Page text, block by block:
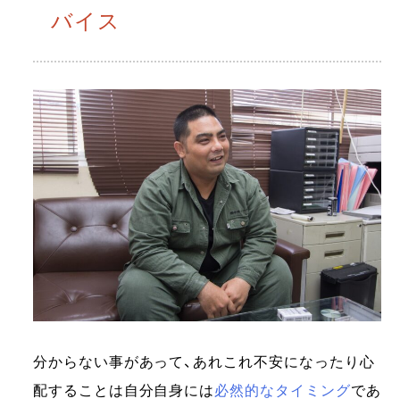
バイス
分からない事があって、あれこれ不安になったり心
配することは自分自身には必然的なタイミングであ